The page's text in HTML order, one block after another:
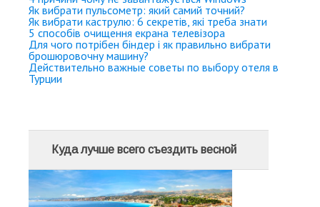
Як вибрати пульсометр: який самий точний?
Як вибрати каструлю: 6 секретів, які треба знати
5 способів очищення екрана телевізора
Для чого потрібен біндер і як правильно вибрати
брошюровочну машину?
Действительно важные советы по выбору отеля в
Турции
Куда лучше всего съездить весной